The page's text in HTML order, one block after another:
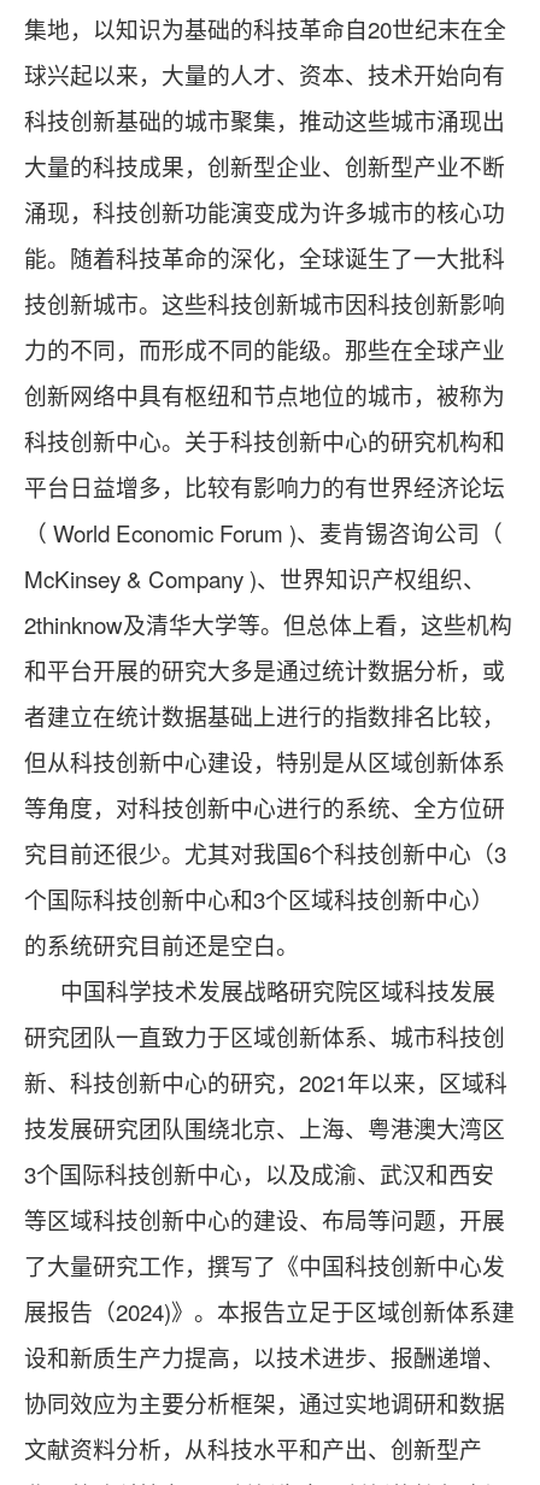
集地，以知识为基础的科技革命自20世纪末在全
球兴起以来，大量的人才、资本、技术开始向有
科技创新基础的城市聚集，推动这些城市涌现出
大量的科技成果，创新型企业、创新型产业不断
涌现，科技创新功能演变成为许多城市的核心功
能。随着科技革命的深化，全球诞生了一大批科
技创新城市。这些科技创新城市因科技创新影响
力的不同，而形成不同的能级。那些在全球产业
创新网络中具有枢纽和节点地位的城市，被称为
科技创新中心。关于科技创新中心的研究机构和
平台日益增多，比较有影响力的有世界经济论坛
（ World Economic Forum )、麦肯锡咨询公司（
McKinsey & Company )、世界知识产权组织、
2thinknow及清华大学等。但总体上看，这些机构
和平台开展的研究大多是通过统计数据分析，或
者建立在统计数据基础上进行的指数排名比较，
但从科技创新中心建设，特别是从区域创新体系
等角度，对科技创新中心进行的系统、全方位研
究目前还很少。尤其对我国6个科技创新中心（3
个国际科技创新中心和3个区域科技创新中心）
的系统研究目前还是空白。
中国科学技术发展战略研究院区域科技发展
研究团队一直致力于区域创新体系、城市科技创
新、科技创新中心的研究，2021年以来，区域科
技发展研究团队围绕北京、上海、粤港澳大湾区
3个国际科技创新中心，以及成渝、武汉和西安
等区域科技创新中心的建设、布局等问题，开展
了大量研究工作，撰写了《中国科技创新中心发
展报告（2024)》。本报告立足于区域创新体系建
设和新质生产力提高，以技术进步、报酬递增、
协同效应为主要分析框架，通过实地调研和数据
文献资料分析，从科技水平和产出、创新型产